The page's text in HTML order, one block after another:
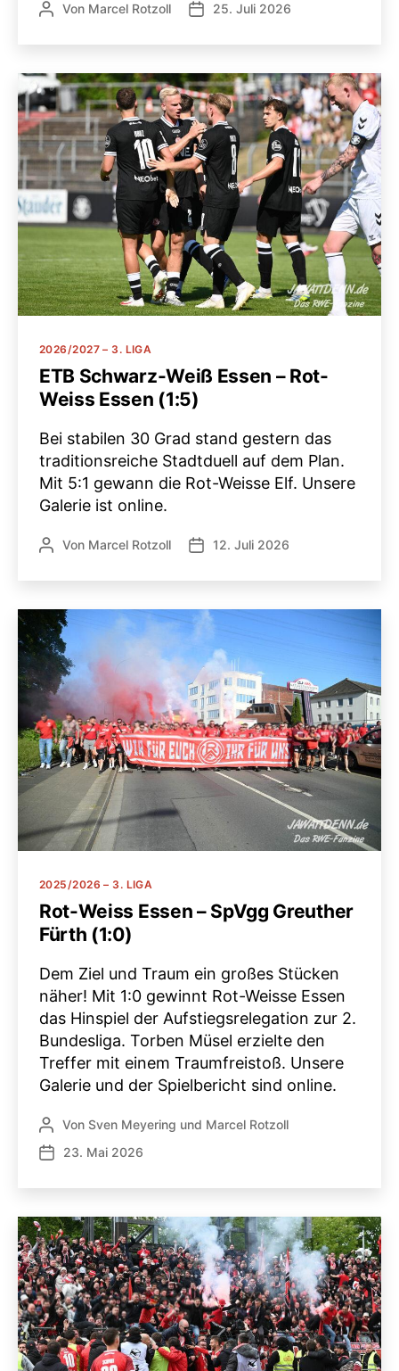
Beitragsautor
Von Marcel Rotzoll Veröffentlichungsdatum
25. Juli 2026
Kategorien
2026/2027 – 3. LIGA
ETB Schwarz-Weiß Essen – Rot-
Weiss Essen (1:5)
Bei stabilen 30 Grad stand gestern das
traditionsreiche Stadtduell auf dem Plan.
Mit 5:1 gewann die Rot-Weisse Elf. Unsere
Galerie ist online.
Beitragsautor
Von Marcel Rotzoll Veröffentlichungsdatum
12. Juli 2026
Kategorien
2025/2026 – 3. LIGA
Rot-Weiss Essen – SpVgg Greuther
Fürth (1:0)
Dem Ziel und Traum ein großes Stücken
näher! Mit 1:0 gewinnt Rot-Weisse Essen
das Hinspiel der Aufstiegsrelegation zur 2.
Bundesliga. Torben Müsel erzielte den
Treffer mit einem Traumfreistoß. Unsere
Galerie und der Spielbericht sind online.
Beitragsautor
Von Sven Meyering und Marcel Rotzoll
Veröffentlichungsdatum
23. Mai 2026